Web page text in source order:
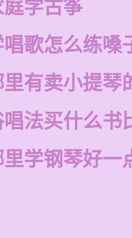
学古筝
歌怎么练嗓
有卖小提琴
法买什么书
学钢琴好一